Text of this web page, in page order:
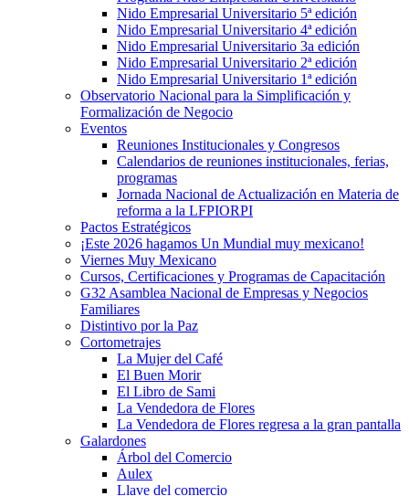
Nido Empresarial Universitario 5ª edición
Nido Empresarial Universitario 4ª edición
Nido Empresarial Universitario 3a edición
Nido Empresarial Universitario 2ª edición
Nido Empresarial Universitario 1ª edición
Observatorio Nacional para la Simplificación y
Formalización de Negocio
Eventos
Reuniones Institucionales y Congresos
Calendarios de reuniones institucionales, ferias,
programas
Jornada Nacional de Actualización en Materia de
reforma a la LFPIORPI
Pactos Estratégicos
¡Este 2026 hagamos Un Mundial muy mexicano!
Viernes Muy Mexicano
Cursos, Certificaciones y Programas de Capacitación
G32 Asamblea Nacional de Empresas y Negocios
Familiares
Distintivo por la Paz
Cortometrajes
La Mujer del Café
El Buen Morir
El Libro de Sami
La Vendedora de Flores
La Vendedora de Flores regresa a la gran pantalla
Galardones
Árbol del Comercio
Aulex
Llave del comercio